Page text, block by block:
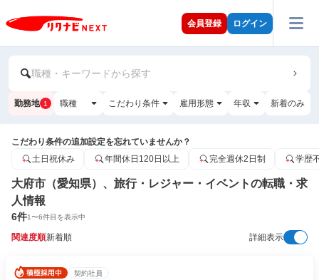
会員登録 ログイン
職種・キーワードから探す
勤務地 1 職種 こだわり条件 雇用形態 年収 新着のみ
こだわり条件の追加設定を忘れていませんか？
土日祝休み
年間休日120日以上 完全週休2日制 学歴
大府市（愛知県）、旅行・レジャー・イベントの転職・求
人情報
6件1〜6件目を表示中
関連度順新着順 詳細表示
契約社員